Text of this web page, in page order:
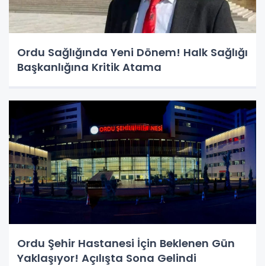
Ordu Sağlığında Yeni Dönem! Halk Sağlığı
Başkanlığına Kritik Atama
Ordu Şehir Hastanesi İçin Beklenen Gün
Yaklaşıyor! Açılışta Sona Gelindi